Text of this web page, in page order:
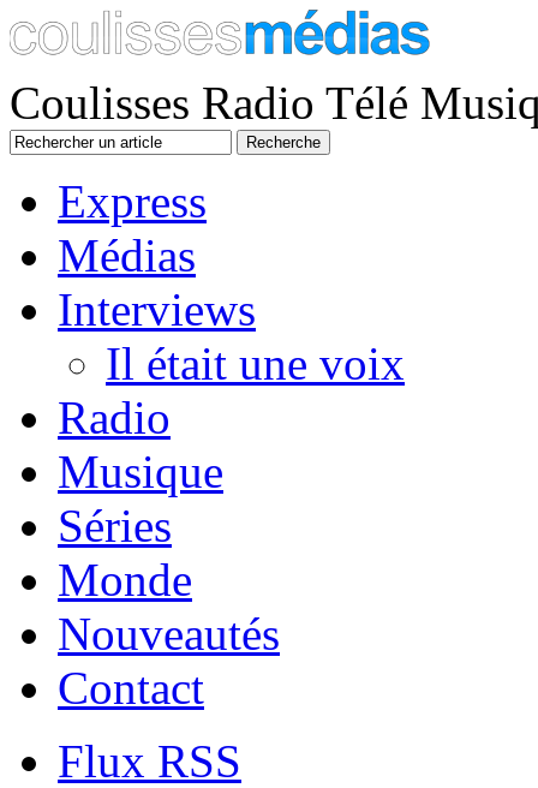
Coulisses Radio Télé
Express
Médias
Interviews
Il était une voix
Radio
Musique
Séries
Monde
Nouveautés
Contact
Flux RSS